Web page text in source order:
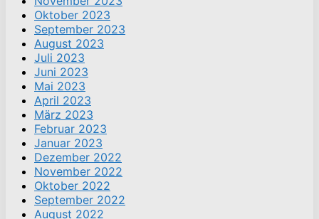
Oktober 2023
September 2023
August 2023
Juli 2023
Juni 2023
Mai 2023
April 2023
März 2023
Februar 2023
Januar 2023
Dezember 2022
November 2022
Oktober 2022
September 2022
August 2022